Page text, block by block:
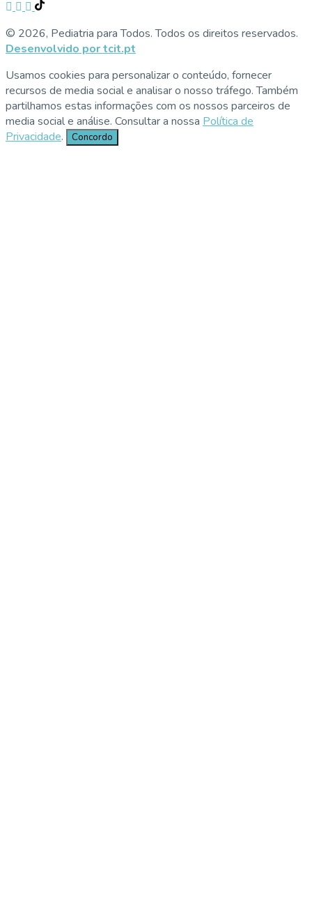
© 2026, Pediatria para Todos. Todos os direitos reservados.
Desenvolvido por tcit.pt
Usamos cookies para personalizar o conteúdo, fornecer
recursos de media social e analisar o nosso tráfego. Também
partilhamos estas informações com os nossos parceiros de
media social e análise. Consultar a nossa Política de
Privacidade. Concordo